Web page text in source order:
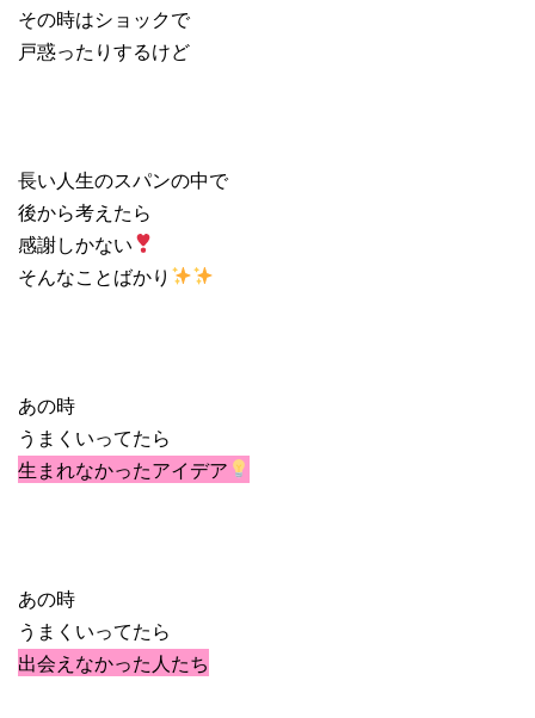
その時はショックで
戸惑ったりするけど
長い人生のスパンの中で
後から考えたら
感謝しかない
そんなことばかり
あの時
うまくいってたら
生まれなかったアイデア
あの時
うまくいってたら
出会えなかった人たち